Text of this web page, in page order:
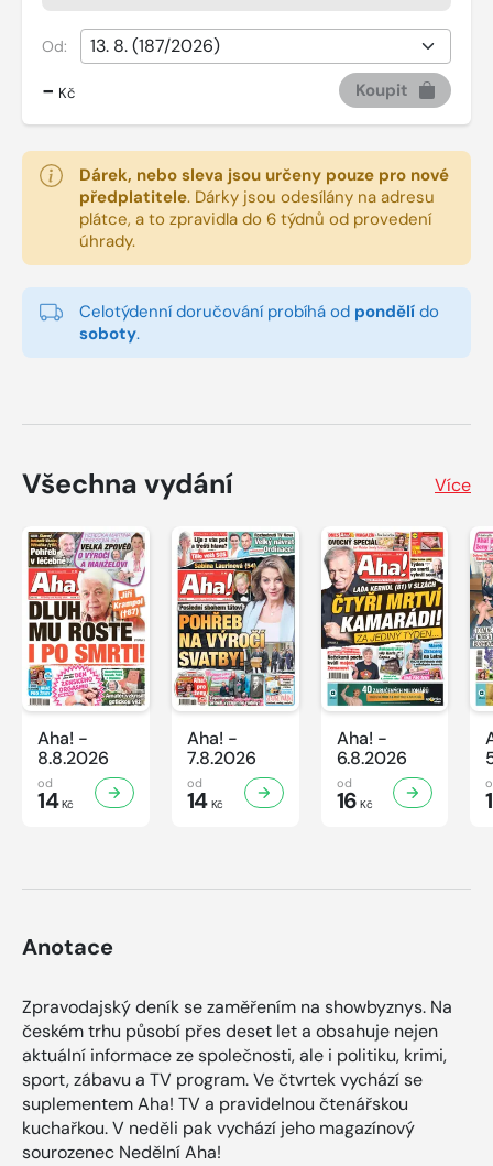
Od:
- Kč Koupit
Dárek, nebo sleva jsou určeny pouze pro nové
předplatitele. Dárky jsou odesílány na adresu
plátce, a to zpravidla do 6 týdnů od provedení
úhrady.
Celotýdenní doručování probíhá od pondělí do
soboty.
Všechna vydání Více
Aha! -
8.8.2026
od
14Kč
Aha! -
7.8.2026
od
14Kč
Aha! -
6.8.2026
od
16 Kč
Anotace
Zpravodajský deník se zaměřením na showbyznys. Na
českém trhu působí přes deset let a obsahuje nejen
aktuální informace ze společnosti, ale i politiku, krimi,
sport, zábavu a TV program. Ve čtvrtek vychází se
suplementem Aha! TV a pravidelnou čtenářskou
kuchařkou. V neděli pak vychází jeho magazínový
sourozenec Nedělní Aha!